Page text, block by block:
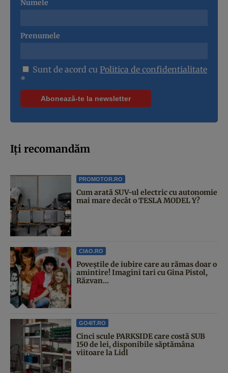
Numele
Prenumele
Sunt de acord cu Politica de confidentialitate
*
Iți recomandăm
PROMOTOR.RO
Cum arată SUV-ul electric cu autonomie
mai mare decât o TESLA MODEL Y?
CIAO.RO
Poveştile de iubire care au rămas doar o
amintire! Imagini tari cu Gina Pistol,
Răzvan...
GO4IT.RO
Cinci scule PARKSIDE care costă SUB
150 de lei, disponibile săptămâna
viitoare la Lidl